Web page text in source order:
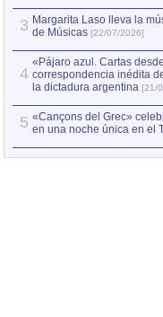
3 Margarita Laso lleva la
de Músicas [22/07/2026]
4
«Pájaro azul. Cartas
correspondencia inédita
la dictadura argentina [21/
5 «Cançons del Grec»
en una noche única en el